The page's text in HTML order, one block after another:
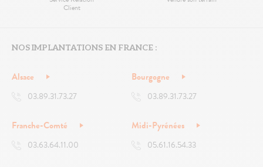
Client
NOS IMPLANTATIONS EN FRANCE :
Alsace
03.89.31.73.27
Bourgogne
03.89.31.73.27
Franche-Comté
03.63.64.11.00
Midi-Pyrénées
05.61.16.54.33